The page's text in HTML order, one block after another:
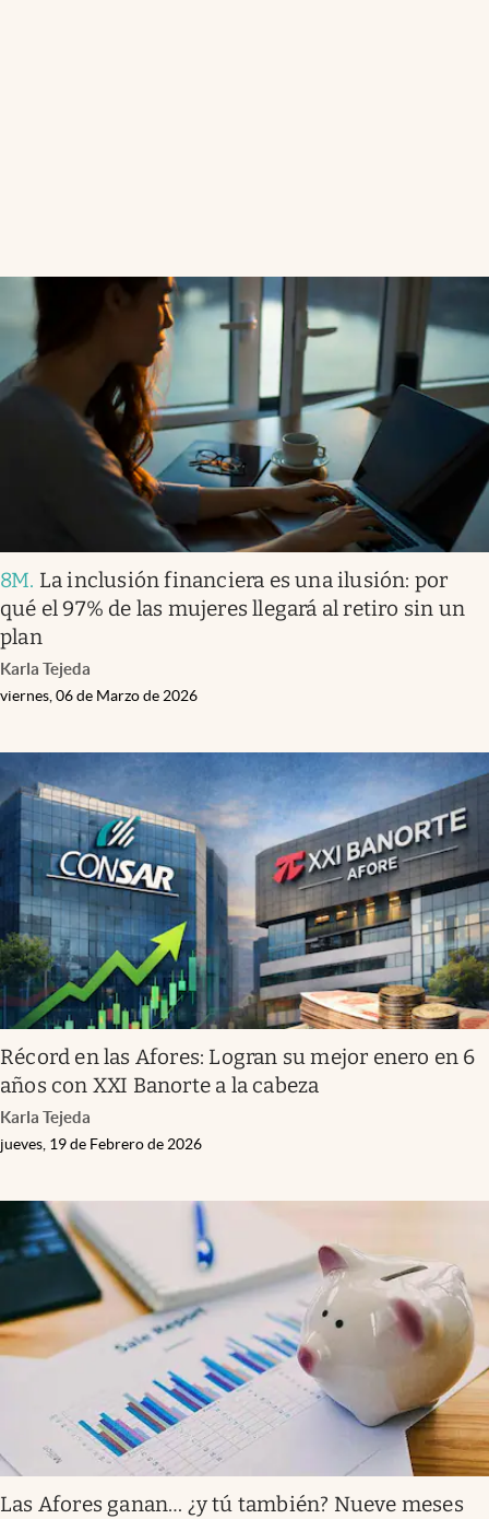
8M. La inclusión financiera es una ilusión: por
qué el 97% de las mujeres llegará al retiro sin un
plan
Karla Tejeda
viernes, 06 de Marzo de 2026
Récord en las Afores: Logran su mejor enero en 6
años con XXI Banorte a la cabeza
Karla Tejeda
jueves, 19 de Febrero de 2026
Las Afores ganan… ¿y tú también? Nueve meses